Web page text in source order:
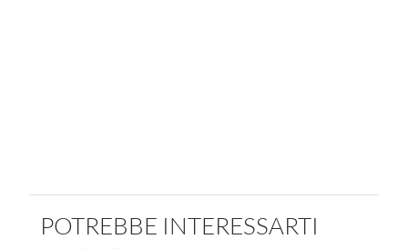
POTREBBE INTERESSARTI